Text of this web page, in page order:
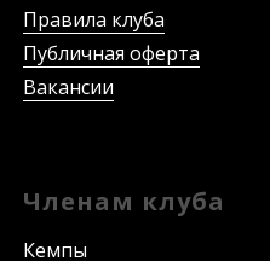
Правила клуба
Публичная оферта
Вакансии
Членам клуба
Кемпы